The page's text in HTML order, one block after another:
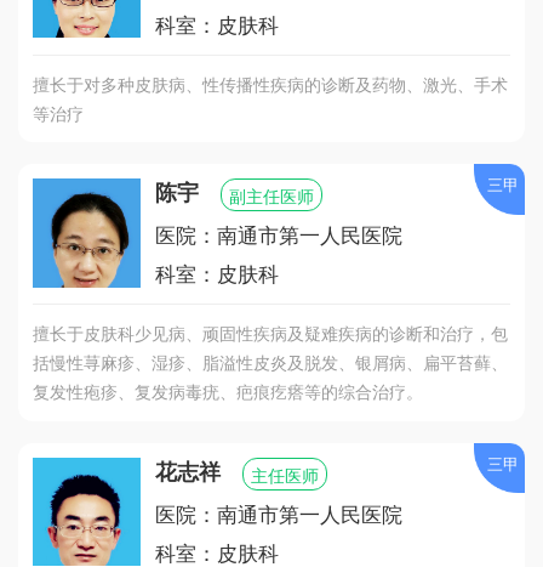
科室：皮肤科
擅长于对多种皮肤病、性传播性疾病的诊断及药物、激光、手术
等治疗
陈宇 副主任医师
医院：南通市第一人民医院
科室：皮肤科
擅长于皮肤科少见病、顽固性疾病及疑难疾病的诊断和治疗，包
括慢性荨麻疹、湿疹、脂溢性皮炎及脱发、银屑病、扁平苔藓、
复发性疱疹、复发病毒疣、疤痕疙瘩等的综合治疗。
三甲
花志祥 主任医师
医院：南通市第一人民医院
科室：皮肤科
三甲